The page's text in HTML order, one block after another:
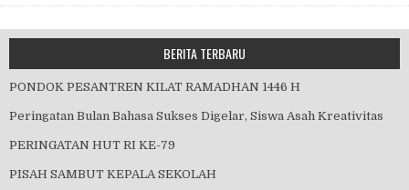
BERITA TERBARU
PONDOK PESANTREN KILAT RAMADHAN 1446 H
Peringatan Bulan Bahasa Sukses Digelar, Siswa Asah Kreativitas
PERINGATAN HUT RI KE-79
PISAH SAMBUT KEPALA SEKOLAH